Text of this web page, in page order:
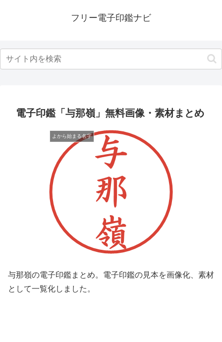
フリー電子印鑑ナビ
電子印鑑「与那嶺」無料画像・素材まとめ
よから始まる名字
与那嶺の電子印鑑まとめ。電子印鑑の見本を画像化、素材
として一覧化しました。